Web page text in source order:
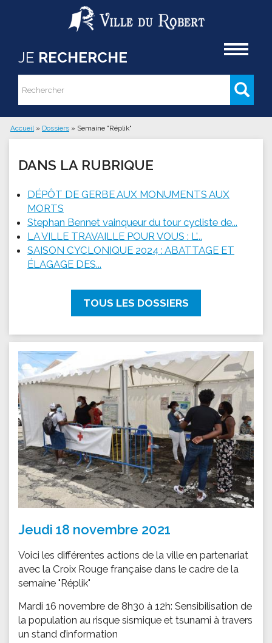
Aller au contenu principal
JE RECHERCHE
Formulaire de recherche
Rechercher
Vous êtes ici
Accueil » Dossiers » Semaine "Réplik"
DANS LA RUBRIQUE
DÉPÔT DE GERBE AUX MONUMENTS AUX
MORTS
Stephan Bennet vainqueur du tour cycliste de...
LA VILLE TRAVAILLE POUR VOUS : L'...
SAISON CYCLONIQUE 2024 : ABATTAGE ET
ÉLAGAGE DES...
TOUS LES DOSSIERS
Jeudi 18 novembre 2021
Voici les différentes actions de la ville en partenariat
avec la Croix Rouge française dans le cadre de la
semaine "Réplik"
Mardi 16 novembre de 8h30 à 12h: Sensibilisation de
la population au risque sismique et tsunami à travers
un stand d’information